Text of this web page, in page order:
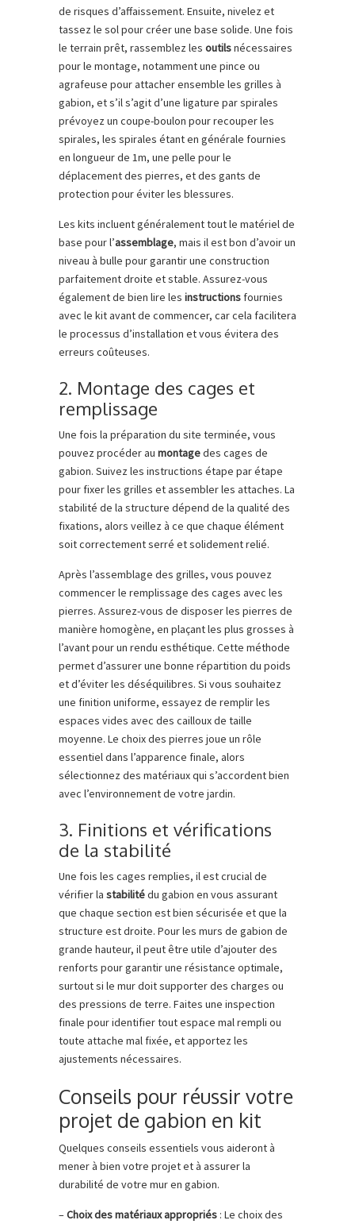
de risques d’affaissement. Ensuite, nivelez et
tassez le sol pour créer une base solide. Une fois
le terrain prêt, rassemblez les outilsnécessaires
pour le montage, notamment une pince ou
agrafeuse pour attacher ensemble les grilles à
gabion, et s’il s’agit d’une ligature par spirales
prévoyez un coupe-boulon pour recouper les
spirales, les spirales étant en générale fournies
en longueur de 1m, une pelle pour le
déplacement des pierres, et des gants de
protection pour éviter les blessures.
Les kits incluent généralement tout le matériel de
base pour l’assemblage, mais il est bon d’avoir un
niveau à bulle pour garantir une construction
parfaitement droite et stable. Assurez-vous
également de bien lire les instructions fournies
avec le kit avant de commencer, car cela facilitera
le processus d’installation et vous évitera des
erreurs coûteuses.
2. Montage des cages et
remplissage
Une fois la préparation du site terminée, vous
pouvez procéder au montagedes cages de
gabion. Suivez les instructions étape par étape
pour fixer les grilles et assembler les attaches. La
stabilité de la structure dépend de la qualité des
fixations, alors veillez à ce que chaque élément
soit correctement serré et solidement relié.
Après l’assemblage des grilles, vous pouvez
commencer le remplissage des cages avec les
pierres. Assurez-vous de disposer les pierres de
manière homogène, en plaçant les plus grosses à
l’avant pour un rendu esthétique. Cette méthode
permet d’assurer une bonne répartition du poids
et d’éviter les déséquilibres. Si vous souhaitez
une finition uniforme, essayez de remplir les
espaces vides avec des cailloux de taille
moyenne. Le choix des pierres joue un rôle
essentiel dans l’apparence finale, alors
sélectionnez des matériaux qui s’accordent bien
avec l’environnement de votre jardin.
3. Finitions et vérifications
de la stabilité
Une fois les cages remplies, il est crucial de
vérifier la stabilitédu gabion en vous assurant
que chaque section est bien sécurisée et que la
structure est droite. Pour les murs de gabion de
grande hauteur, il peut être utile d’ajouter des
renforts pour garantir une résistance optimale,
surtout si le mur doit supporter des charges ou
des pressions de terre. Faites une inspection
finale pour identifier tout espace mal rempli ou
toute attache mal fixée, et apportez les
ajustements nécessaires.
Conseils pour réussir votre
projet de gabion en kit
Quelques conseils essentiels vous aideront à
mener à bien votre projet et à assurer la
durabilité de votre mur en gabion.
–Choix des matériaux appropriés : Le choix des